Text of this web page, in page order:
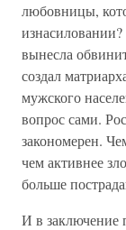
любовницы,
изнасиловании?
вынесла
создал
мужского
вопрос сами.
закономерен.
чем активнее
больше
И в заключение